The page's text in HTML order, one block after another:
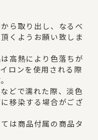
ら取り出し、なるべ
くようお願い致しま
高熱により色落ちが
ロンを使用される際
どで濡れた際、淡色
移染する場合がござ
は商品付属の商品タ